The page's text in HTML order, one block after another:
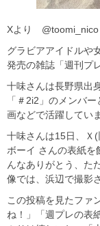
Xより @toomi_nico
グラビアアイドルや
発売の雑誌「週刊プ
十味さんは長野県出
「＃2i2」のメンバ
画などで活躍してい
十味さんは15日、Ｘ
ボーイ さんの表紙を
んなありがとう、た
像では、浜辺で撮影
この投稿を見たファ
ね！」「週プレの表